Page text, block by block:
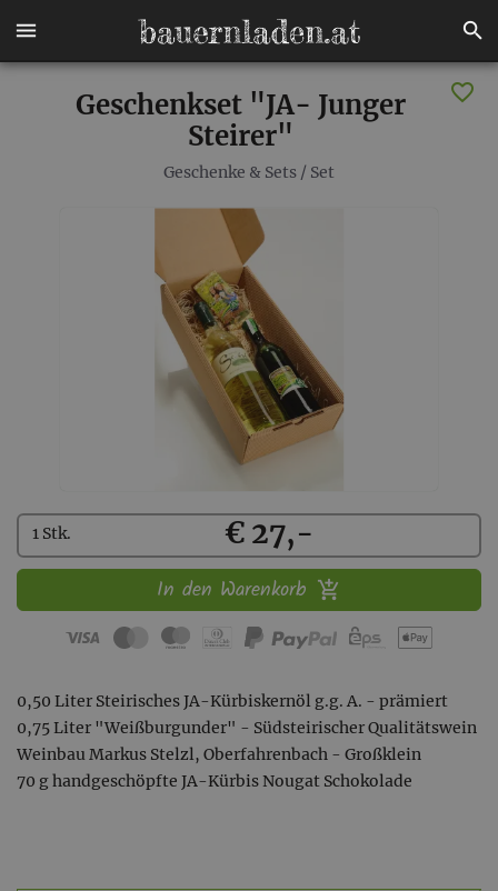
Geschenkset "JA- Junger
Steirer"
Geschenke & Sets / Set
Kaufen
1 Stk. € 27,-
In den Warenkorb
0,50 Liter Steirisches JA-Kürbiskernöl g.g. A. - prämiert
0,75 Liter "Weißburgunder" - Südsteirischer Qualitätswein
Weinbau Markus Stelzl, Oberfahrenbach - Großklein
70 g handgeschöpfte JA-Kürbis Nougat Schokolade